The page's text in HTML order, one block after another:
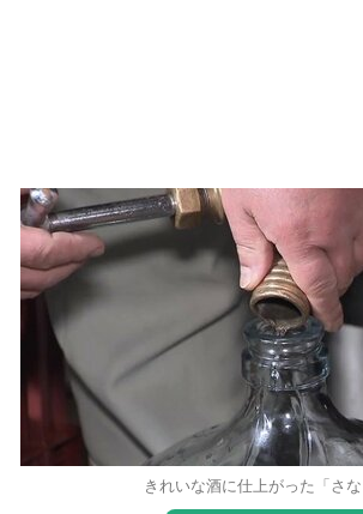
きれいな酒に仕上がった「さな